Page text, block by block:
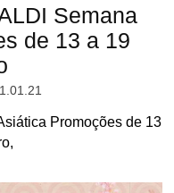
Semana
de 13 a 19
Promoções de 13